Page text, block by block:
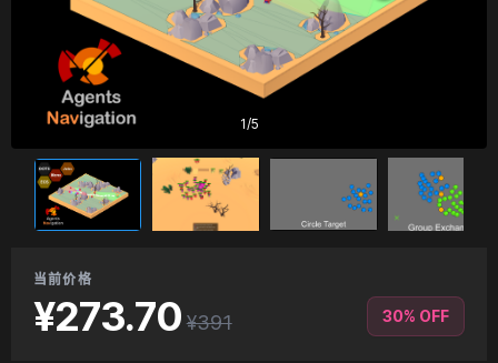
1/5
当前价格
¥273.70 ¥391 30% OFF